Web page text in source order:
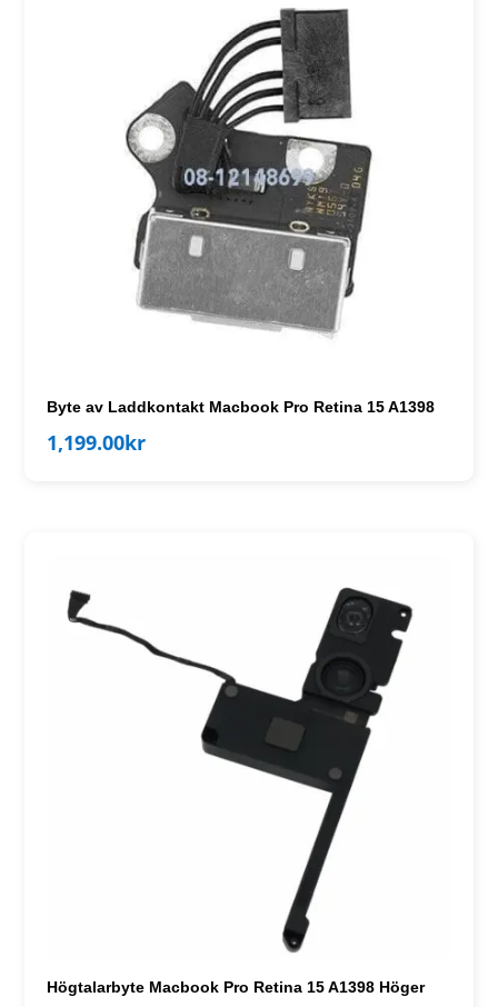
Byte av Laddkontakt Macbook Pro Retina 15 A1398
1,199.00kr
Högtalarbyte Macbook Pro Retina 15 A1398 Höger